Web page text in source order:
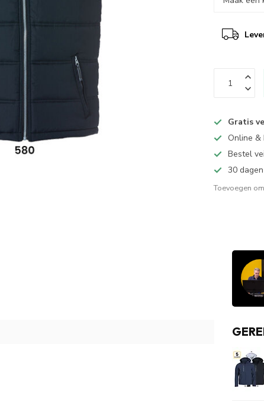
Gratis
Online &
Bestel
30
Toevoegen